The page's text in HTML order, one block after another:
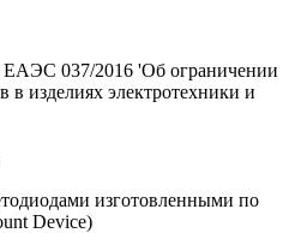
ЕАЭС 037/2016 'Об ограничении
изделиях электротехники и
изготовленными по
Device)